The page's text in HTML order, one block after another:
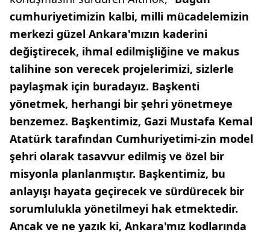
cumhuriyetimizin kalbi, milli mücadelemizin
merkezi güzel Ankara'mızın kaderini
değiştirecek, ihmal edilmişliğine ve makus
talihine son verecek projelerimizi, sizlerle
paylaşmak için buradayız. Başkenti
yönetmek, herhangi bir şehri yönetmeye
benzemez. Başkentimiz, Gazi Mustafa Kemal
Atatürk tarafından Cumhuriyetimi-zin model
şehri olarak tasavvur edilmiş ve özel bir
misyonla planlanmıştır. Başkentimiz, bu
anlayışı hayata geçirecek ve sürdürecek bir
sorumlulukla yönetilmeyi hak etmektedir.
Ancak ve ne yazık ki, Ankara'mız kodlarında